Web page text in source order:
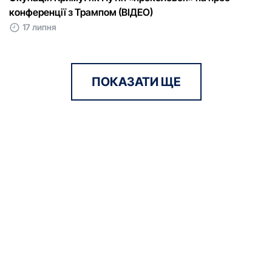
конференції з Трампом (ВІДЕО)
17 липня
ПОКАЗАТИ ЩЕ